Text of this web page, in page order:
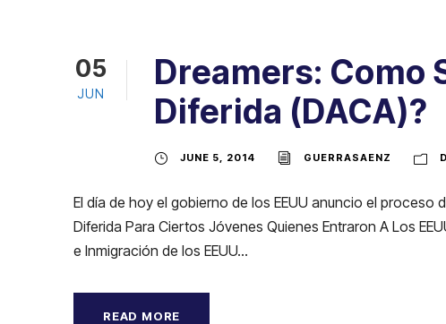
05
JUN
Dreamers: Como
Diferida (DACA)?
JUNE 5, 2014 GUERRASAENZ
El día de hoy el gobierno de los EEUU anuncio el
Diferida Para Ciertos Jóvenes Quienes Entraron A Los
e Inmigración de los EEUU...
READ MORE